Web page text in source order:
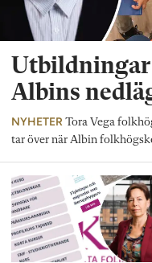
Utbildningar
Albins
NYHETER Tora Vega
tar över när Albin